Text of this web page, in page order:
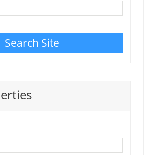
Search Site